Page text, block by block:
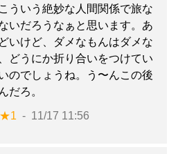
ういう絶妙な人間関係で旅な
いだろうなぁと思います。あ
いけど、ダメなもんはダメな
どうにか折り合いをつけてい
のでしょうね。う〜んこの後
だろ。
★1 11/17 11:56